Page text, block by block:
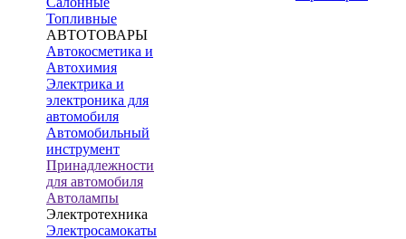
Топливные
АВТОТОВАРЫ
Автокосметика и
Автохимия
Электрика и
электроника для
автомобиля
Автомобильный
инструмент
Принадлежности
для автомобиля
Автолампы
Электротехника
Электросамокаты